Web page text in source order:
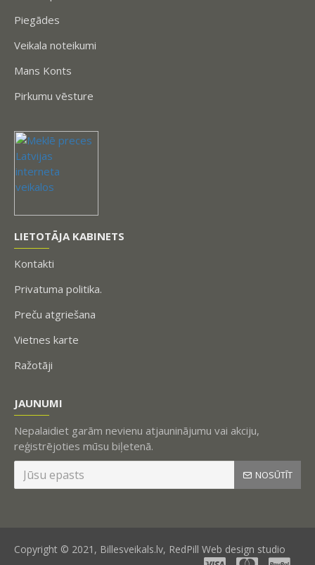
Piegādes
Veikala noteikumi
Mans Konts
Pirkumu vēsture
LIETOTĀJA KABINETS
Kontakti
Privatuma politika.
Preču atgriešana
Vietnes karte
Ražotāji
JAUNUMI
Nepalaidiet garām nevienu atjauninājumu vai akciju,
reģistrējoties mūsu biļetenā.
NOSŪTĪT
Copyright © 2021, Billesveikals.lv, RedPill Web design studio